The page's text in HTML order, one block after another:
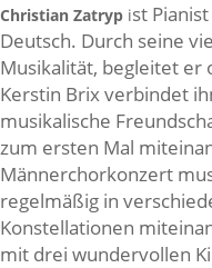
Christian Zatryp ist
Deutsch. Durch seine
Musikalität, begleitet er
Kerstin Brix verbindet
musikalische
zum ersten Mal
Männerchorkonzert
regelmäßig in
Konstellationen
mit drei wundervollen